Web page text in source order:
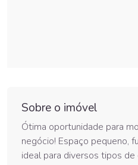
Sobre o imóvel
Ótima oportunidade para
negócio! Espaço pequeno,
ideal para diversos tipos de